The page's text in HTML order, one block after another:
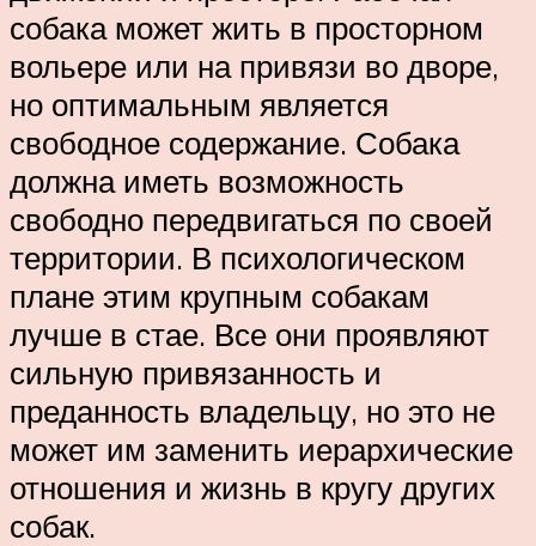
собака может жить в просторном
вольере или на привязи во дворе,
но оптимальным является
свободное содержание. Собака
должна иметь возможность
свободно передвигаться по своей
территории. В психологическом
плане этим крупным собакам
лучше в стае. Все они проявляют
сильную привязанность и
преданность владельцу, но это не
может им заменить иерархические
отношения и жизнь в кругу других
собак.